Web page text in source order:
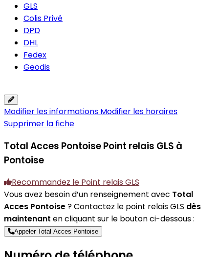
GLS
Colis Privé
DPD
DHL
Fedex
Geodis
Modifier les informations Modifier les horaires
Supprimer la fiche
Total Acces PontoisePoint relais GLS à
Pontoise
Recommandez le Point relais GLS
Vous avez besoin d’un renseignement avec Total
Acces Pontoise? Contactez le point relais GLS dès
maintenant en cliquant sur le bouton ci-dessous :
Appeler Total Acces Pontoise